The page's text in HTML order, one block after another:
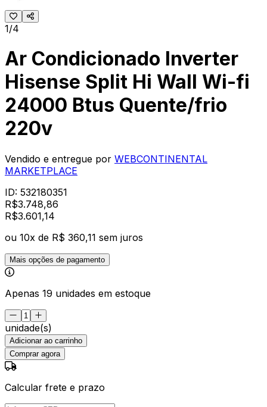
1/4
Ar Condicionado Inverter
Hisense Split Hi Wall Wi-fi
24000 Btus Quente/frio
220v
Vendido e entregue por WEBCONTINENTAL
MARKETPLACE
ID: 532180351
R$3.748,86
R$3.601,14
ou 10x de R$ 360,11 sem juros
Mais opções de pagamento
Apenas 19 unidades em estoque
unidade(s)
Adicionar ao carrinho
Comprar agora
Calcular frete e prazo